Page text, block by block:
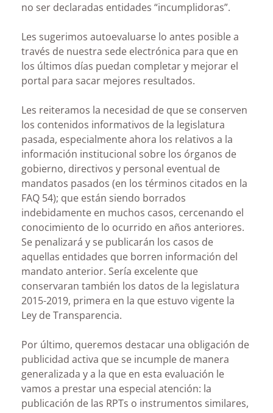
no ser declaradas entidades “incumplidoras”.
Les sugerimos autoevaluarse lo antes posible a
través de nuestra sede electrónica para que en
los últimos días puedan completar y mejorar el
portal para sacar mejores resultados.
Les reiteramos la necesidad de que se conserven
los contenidos informativos de la legislatura
pasada, especialmente ahora los relativos a la
información institucional sobre los órganos de
gobierno, directivos y personal eventual de
mandatos pasados (en los términos citados en la
FAQ 54); que están siendo borrados
indebidamente en muchos casos, cercenando el
conocimiento de lo ocurrido en años anteriores.
Se penalizará y se publicarán los casos de
aquellas entidades que borren información del
mandato anterior. Sería excelente que
conservaran también los datos de la legislatura
2015-2019, primera en la que estuvo vigente la
Ley de Transparencia.
Por último, queremos destacar una obligación de
publicidad activa que se incumple de manera
generalizada y a la que en esta evaluación le
vamos a prestar una especial atención: la
publicación de las RPTs o instrumentos similares,